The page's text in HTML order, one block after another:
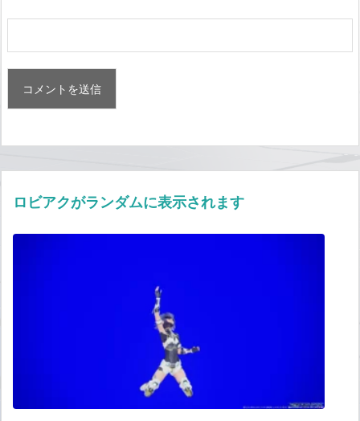
ロビアクがランダムに表示されます